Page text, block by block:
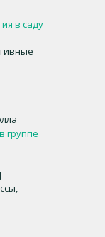
в саду
группе